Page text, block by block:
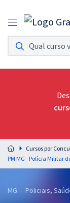
Assinatura
Acesso a todos os
Assinatura
Acesso ilimitado a
Residências
Preparação
residências em
Cursos por
MG - Policiais,